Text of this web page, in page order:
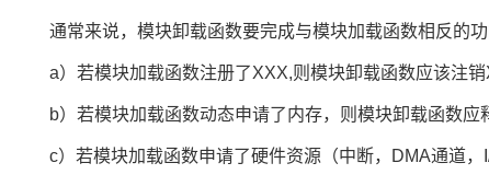
通常来说，模块卸载函数要完成与模块加载函数相反的功
a）若模块加载函数注册了XXX,则模块卸载函数应该注销
b）若模块加载函数动态申请了内存，则模块卸载函数应
c）若模块加载函数申请了硬件资源（中断，DMA通道